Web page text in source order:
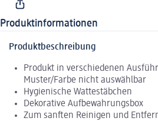
Produktinformationen
Produktbeschreibung
Produkt in verschiedenen
Muster/Farbe nicht auswählbar
Hygienische Wattestäbchen
Dekorative Aufbewahrungsbox
Zum sanften Reinigen und